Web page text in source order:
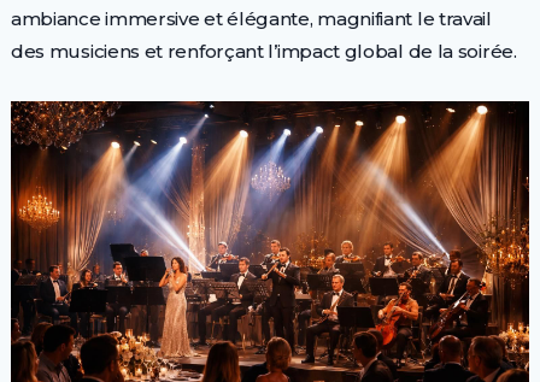
ambiance immersive et élégante, magnifiant le travail
des musiciens et renforçant l’impact global de la soirée.